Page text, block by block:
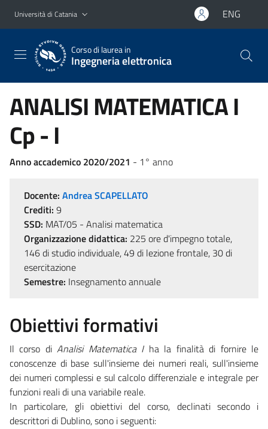
Vai al contenuto principale
Vai al menu di navigazione
Università di Catania ENG
Corso di laurea in
Ingegneria elettronica
ANALISI MATEMATICA I
Cp - I
Anno accademico 2020/2021 - 1° anno
Docente: Andrea SCAPELLATO
Crediti: 9
SSD: MAT/05 - Analisi matematica
Organizzazione didattica: 225 ore d'impegno totale,
146 di studio individuale, 49 di lezione frontale, 30 di
esercitazione
Semestre: Insegnamento annuale
Obiettivi formativi
Il corso diAnalisi Matematica Iha la finalità di fornire le
conoscenze di base sull'insieme dei numeri reali, sull'insieme
dei numeri complessi e sul calcolo differenziale e integrale per
funzioni reali di una variabile reale.
In particolare, gli obiettivi del corso, declinati secondo i
descrittori di Dublino, sono i seguenti: